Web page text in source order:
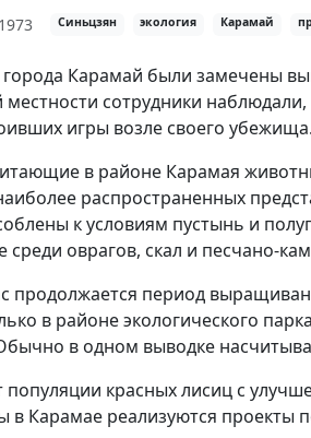
1973 Синьцзян экология Карамай
Карамай были замечены
местности сотрудники
игры возле своего убежища.
в районе Карамая
распространенных
к условиям пустынь и
среди оврагов, скал и песчано-
продолжается период
в районе экологического
в одном выводке
красных лисиц с
в Карамае реализуются проекты